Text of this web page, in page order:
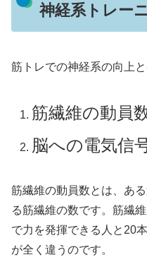
神経系トレー
筋トレでの神経系の向上
筋繊維の動員
脳への電気信
筋繊維の動員数とは、あ
る筋繊維の数です。筋繊
で力を発揮できる人と20
が全く違うのです。